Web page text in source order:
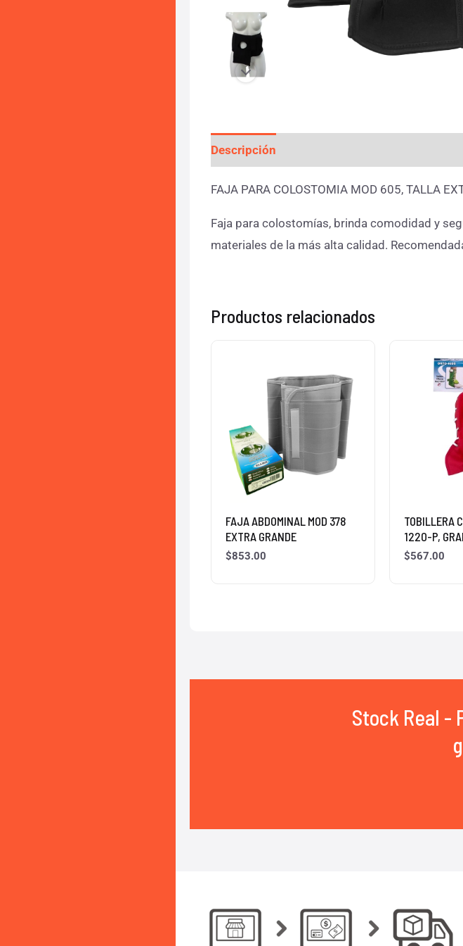
Descripción
FAJA PARA COLOSTOMIA MOD 605, TALLA
Faja para colostomías, brinda comodidad y
materiales de la más alta calidad.
Productos relacionados
FAJA ABDOMINAL MOD 378
EXTRA GRANDE
$853.00
TOBILLERA
1220-P,
$567.00
Stock Real -